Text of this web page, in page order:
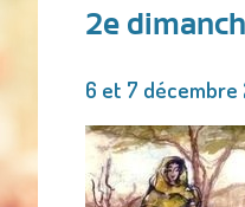
êtes
ici
2e
6 et 7 décembre